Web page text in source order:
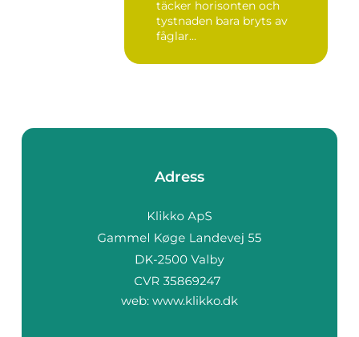
täcker horisonten och
tystnaden bara bryts av
fåglar...
Adress
web: www.klikko.dk